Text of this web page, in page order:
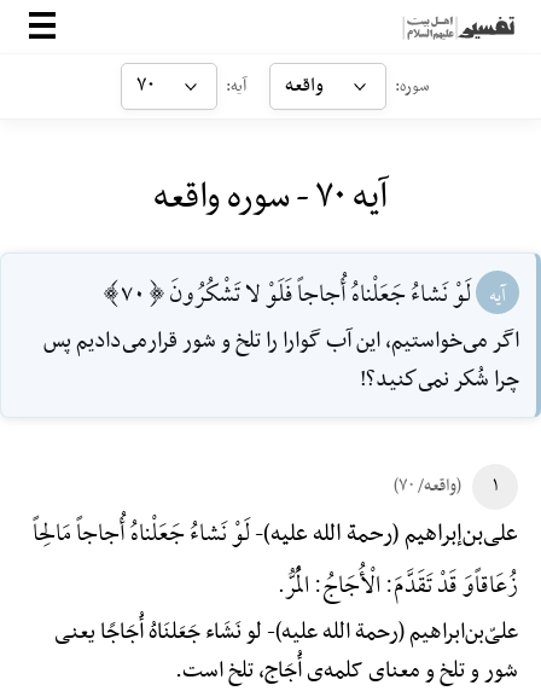
صفحه‌اصلی
ارتباط با ما
سوره: واقعه آیه: ۷۰
آیه ۷۰ - سوره واقعه
آیه لَوْ نَشاءُ جَعَلْناهُ أُجاجاً فَلَوْ لا تَشْكُرُونَ [70]
اگر مى‌خواستيم، اين آب گوارا را تلخ و شور قرارمى‌داديم پس
چرا شُكر نمى‌كنيد؟!
۱ (واقعه/ ۷۰)
علی‌بن‌إبراهیم (رحمة الله علیه)-لَوْ نَشاءُ جَعَلْناهُ أُجاجاً مَالِحاً
زُعَاقاًوَ قَدْ تَقَدَّمَ: الْأُجَاجُ: الْمُرُّ.
علیّ‌بن‌ابراهیم (رحمة الله علیه)-لو نَشَاء جَعَلنَاهُ أُجَاجًا یعنی
شور و تلخ و معنای کلمه‌ی أُجَاج، تلخ است.